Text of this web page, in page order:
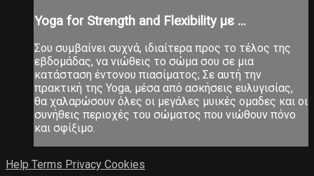
Yoga for Strength and Flexibility με ...
Σου συμβαίνει συχνά, ιδιαίτερα προς το τέλος της
εβδομάδας, να νιώθεις το σώμα σου σε μια
κατάσταση έντονου πιασίματος; Σε αυτή την
πρακτική της Yoga, μέσα από ασκήσεις ευλυγισίας,
θα χαλαρώσουν όλες οι μεγάλες μυικές ομαδες και οι
συνήθεις περιοχές του σώματος που νιώθουν πόνο
και σφίξιμο.
Help Terms Privacy Cookies